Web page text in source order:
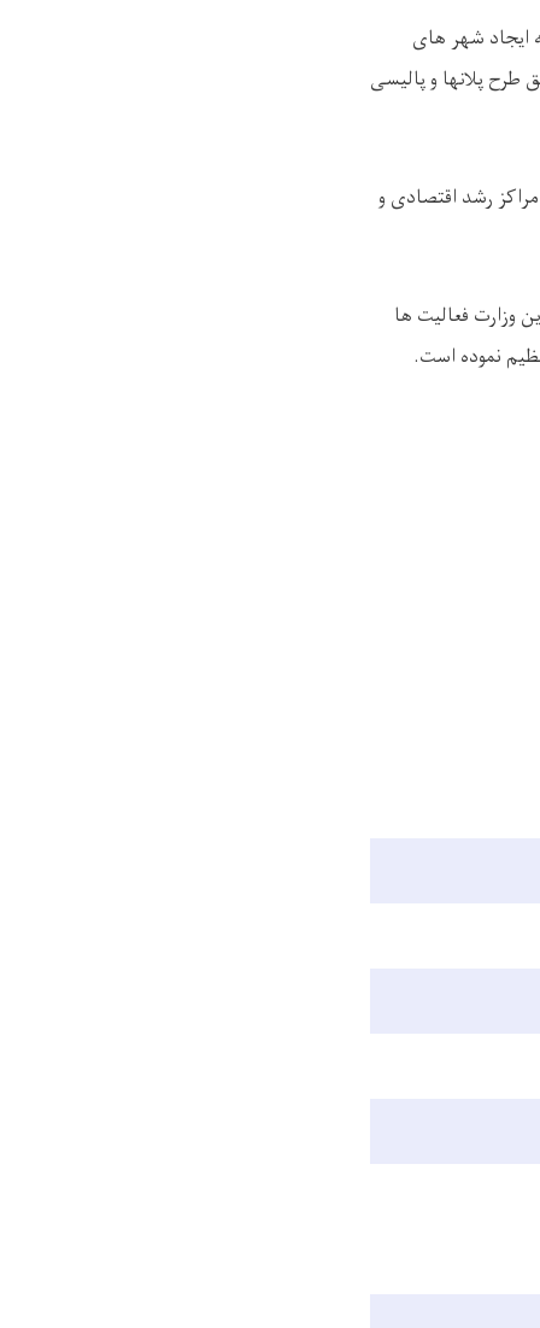
ایجاد شهر های
پلانها و پالیسی
رشد اقتصادی و
وزارت فعالیت ها
نموده است.